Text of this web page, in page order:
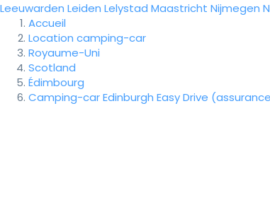
Leeuwarden Leiden Lelystad Maastricht Nijmegen
Accueil
Location camping-car
Royaume-Uni
Scotland
Édimbourg
Camping-car Edinburgh Easy Drive